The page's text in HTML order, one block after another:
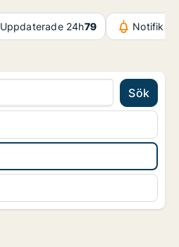
Uppdaterade 24h79
Sök